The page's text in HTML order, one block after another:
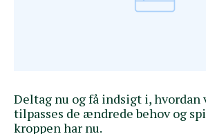
Deltag nu og få indsigt i,
tilpasses de ændrede behov og
kroppen har nu.